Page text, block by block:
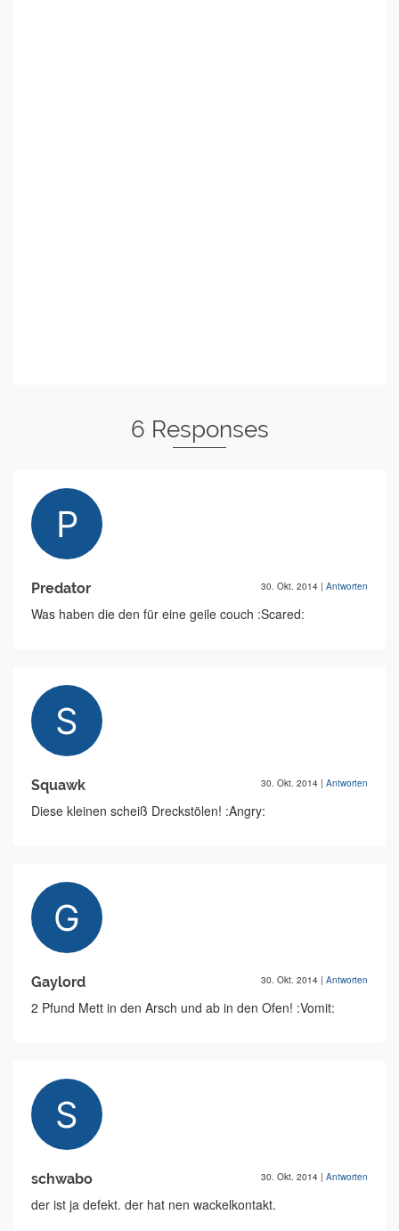
6 Responses
Predator 30. Okt. 2014 | Antworten
Was haben die den für eine geile couch :Scared:
Squawk 30. Okt. 2014 | Antworten
Diese kleinen scheiß Dreckstölen! :Angry:
Gaylord 30. Okt. 2014 | Antworten
2 Pfund Mett in den Arsch und ab in den Ofen! :Vomit:
schwabo 30. Okt. 2014 | Antworten
der ist ja defekt. der hat nen wackelkontakt.